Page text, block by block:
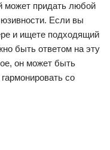
может придать любой
Если вы
и ищете подходящий
быть ответом на эту
он может быть
со